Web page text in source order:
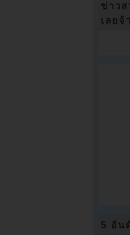
ข่าว
เลยจ้า
5 อัน